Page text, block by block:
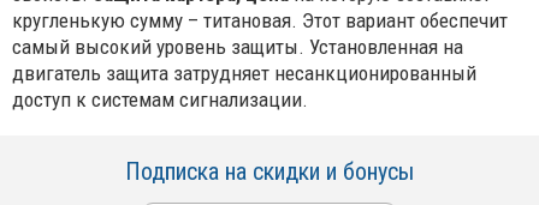
кругленькую сумму – титановая. Этот вариант обеспечит
самый высокий уровень защиты. Установленная на
двигатель защита затрудняет несанкционированный
доступ к системам сигнализации.
Подписка на скидки и бонусы